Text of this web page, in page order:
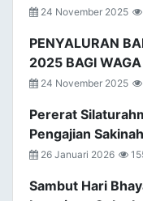
24 November 2025
PENYALURAN
2025 BAGI
24 November 2025
Pererat
Pengajian
26 Januari 2026
Sambut Hari